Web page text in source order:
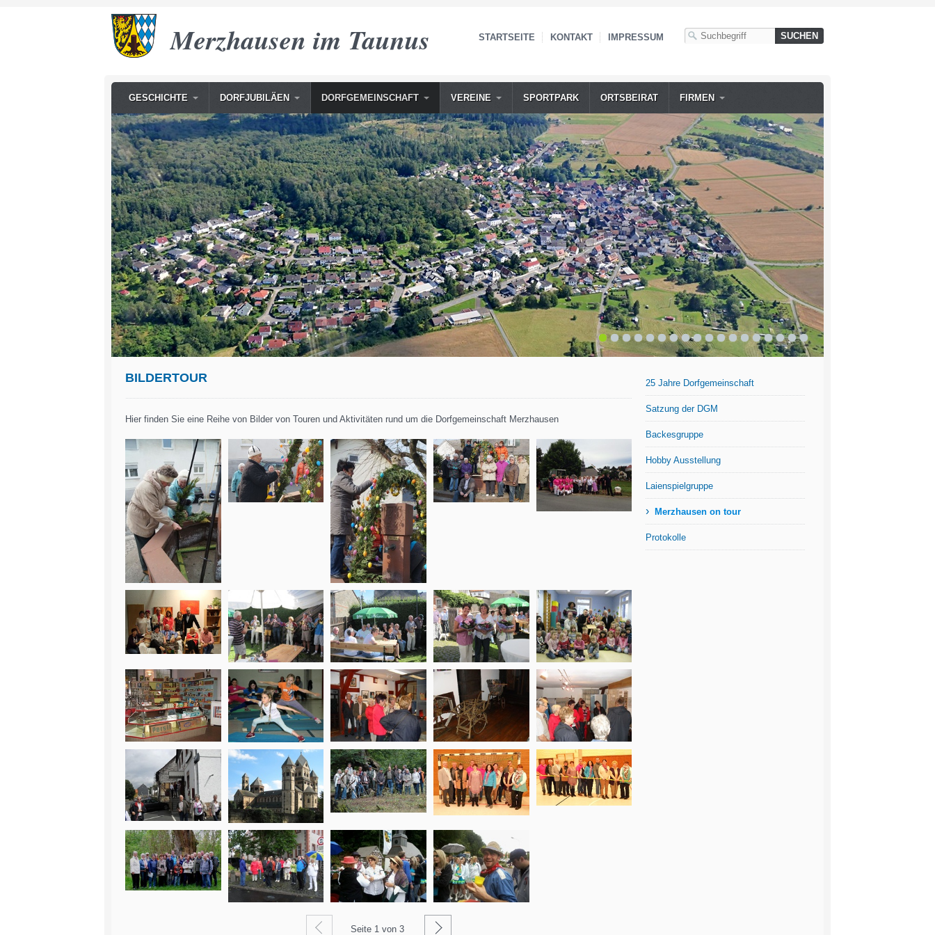
Merzhausen im Taunus STARTSEITE KONTAKT IMPRESSUM
GESCHICHTE DORFJUBILÄEN DORFGEMEINSCHAFT VEREINE SPORTPARK ORTSBEIRAT FIRMEN
1 2 3 4 5 6 7 8 9 10 11 12 13 14 15 16 17 18
BILDERTOUR
Hier finden Sie eine Reihe von Bilder von Touren und Aktivitäten rund um die Dorfgemeinschaft Merzhausen
Zurück
Seite 1 von 3
25 Jahre Dorfgemeinschaft
Satzung der DGM
Backesgruppe
Hobby Ausstellung
Laienspielgruppe
› Merzhausen on tour
Protokolle